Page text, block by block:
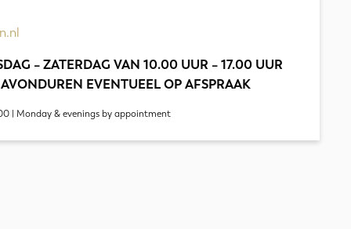
– ZATERDAG VAN 10.00 UUR – 17.00 UUR
EVENTUEEL OP AFSPRAAK
| Monday & evenings by appointment